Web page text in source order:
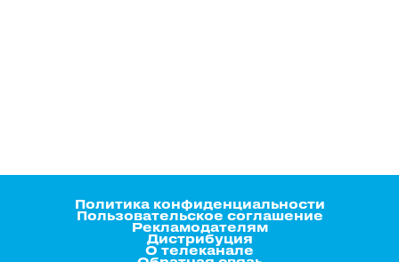
Политика конфиденциальности
Пользовательское соглашение
Рекламодателям
Дистрибуция
О телеканале